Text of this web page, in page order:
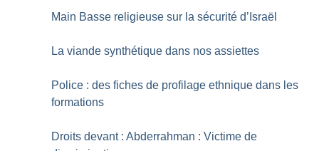
Main Basse religieuse sur la sécurité d’Israël
La viande synthétique dans nos assiettes
Police : des fiches de profilage ethnique dans les
formations
Droits devant : Abderrahman : Victime de